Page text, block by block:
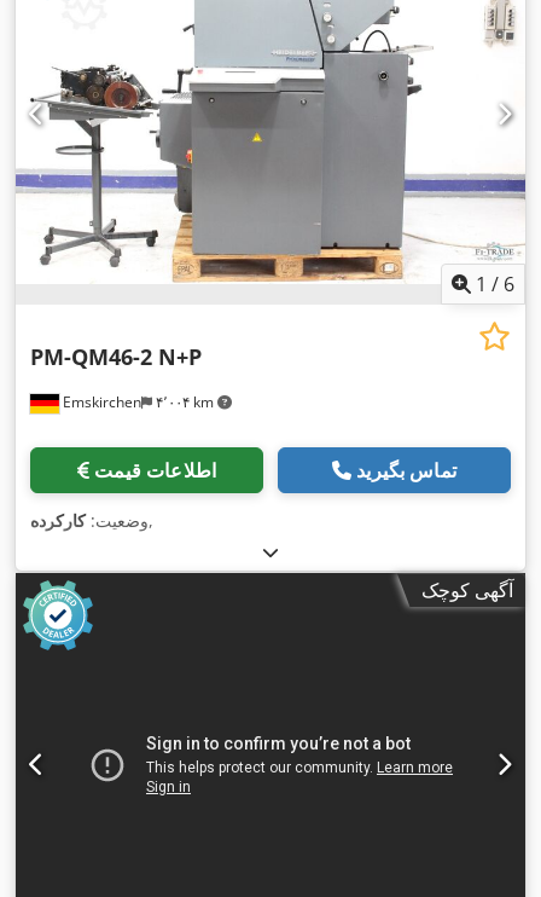
1 / 6
Emskirchen ۴٬۰۰۴ km
PM-QM46-2 N+P
اطلاعات قیمت تماس بگیرید
وضعیت:کارکرده ,
آگهی کوچک